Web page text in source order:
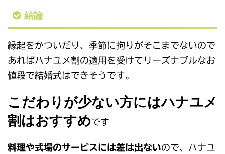
結論
縁起をかついだり、季節に拘りがそこまでないので
あればハナユメ割の適用を受けてリーズナブルなお
値段で結婚式はできそうです。
こだわりが少ない方にはハナユメ
割はおすすめです
料理や式場のサービスには差は出ないので、ハナユ